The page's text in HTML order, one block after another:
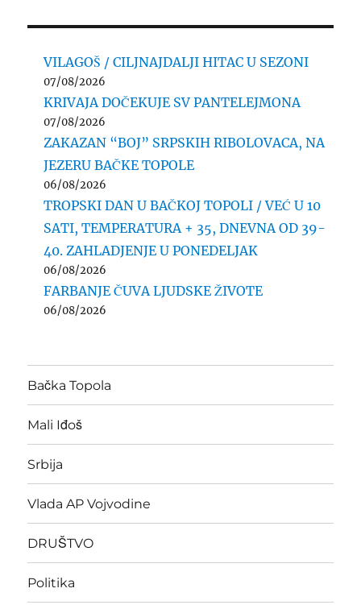
VILAGOŠ / CILJNAJDALJI HITAC U SEZONI
07/08/2026
KRIVAJA DOČEKUJE SV PANTELEJMONA
07/08/2026
ZAKAZAN “BOJ” SRPSKIH RIBOLOVACA, NA
JEZERU BAČKE TOPOLE
06/08/2026
TROPSKI DAN U BAČKOJ TOPOLI / VEĆ U 10
SATI, TEMPERATURA + 35, DNEVNA OD 39-
40. ZAHLADJENJE U PONEDELJAK
06/08/2026
FARBANJE ČUVA LJUDSKE ŽIVOTE
06/08/2026
Bačka Topola
Mali Iđoš
Srbija
Vlada AP Vojvodine
DRUŠTVO
Politika